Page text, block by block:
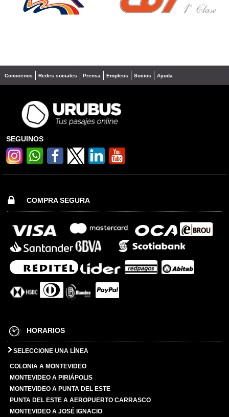
Conocenos Redes sociales Prensa Empleos Socios Ayuda
SEGUINOS
COMPRA SEGURA
HORARIOS
SELECCIONE UNA LÍNEA
COLONIA A MONTEVIDEO
MONTEVIDEO A PIRIÁPOLIS
MONTEVIDEO A PUNTA DEL ESTE
PUNTA DEL ESTE A AEROPUERTO CARRASCO
MONTEVIDEO A JOSÉ IGNACIO